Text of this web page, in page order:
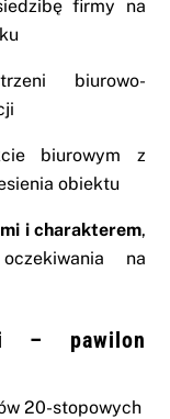
firmy na
biurowo-
biurowym z
obiektu
i charakterem,
na
– pawilon
20-stopowych